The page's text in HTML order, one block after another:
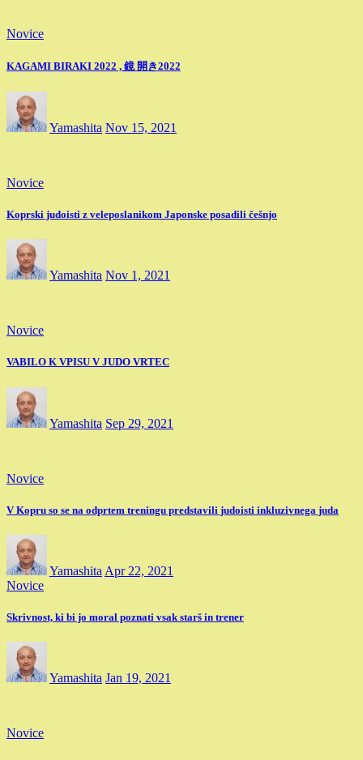
Novice
KAGAMI BIRAKI 2022 , 鏡 開き2022
Yamashita Nov 15, 2021
Novice
Koprski judoisti z veleposlanikom Japonske posadili češnjo
Yamashita Nov 1, 2021
Novice
VABILO K VPISU V JUDO VRTEC
Yamashita Sep 29, 2021
Novice
V Kopru so se na odprtem treningu predstavili judoisti inkluzivnega juda
Yamashita Apr 22, 2021
Novice
Skrivnost, ki bi jo moral poznati vsak starš in trener
Yamashita Jan 19, 2021
Novice